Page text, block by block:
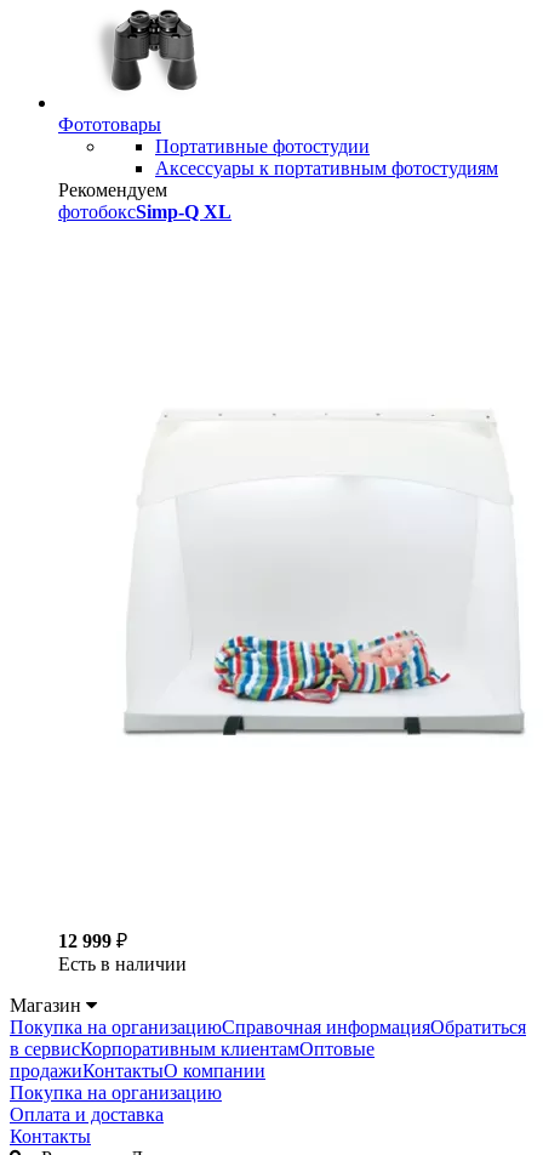
Фототовары
Портативные фотостудии
Аксессуары к портативным фотостудиям
Рекомендуем
фотобоксSimp-Q XL
12 999 ₽
Есть в наличии
Магазин
Покупка на организациюСправочная информацияОбратиться
в сервисКорпоративным клиентамОптовые
продажиКонтактыО компании
Покупка на организацию
Оплата и доставка
Контакты